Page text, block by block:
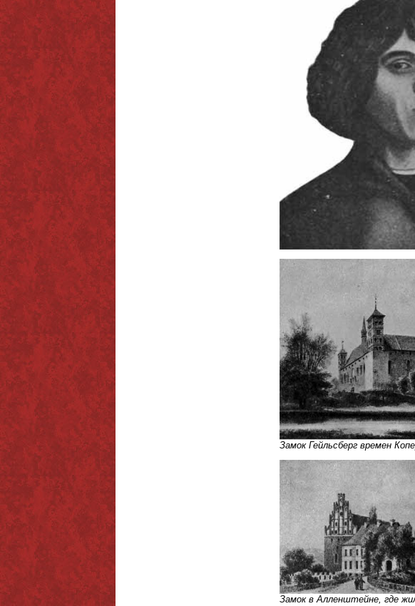
Замок Гейльсберг времен
Замок в Алленштейне, где